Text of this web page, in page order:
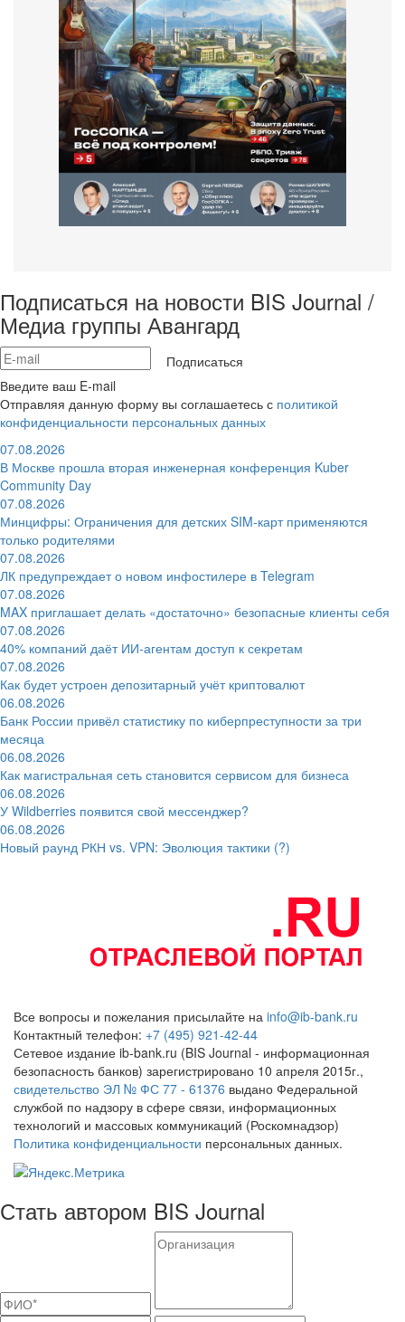
Подписаться на новости BIS Journal /
Медиа группы Авангард
Подписаться
Введите ваш E-mail
Отправляя данную форму вы соглашаетесь с политикой
конфиденциальности персональных данных
07.08.2026
В Москве прошла вторая инженерная конференция Kuber
Community Day
07.08.2026
Минцифры: Ограничения для детских SIM-карт применяются
только родителями
07.08.2026
ЛК предупреждает о новом инфостилере в Telegram
07.08.2026
MAX приглашает делать «достаточно» безопасные клиенты себя
07.08.2026
40% компаний даёт ИИ‑агентам доступ к секретам
07.08.2026
Как будет устроен депозитарный учёт криптовалют
06.08.2026
Банк России привёл статистику по киберпреступности за три
месяца
06.08.2026
Как магистральная сеть становится сервисом для бизнеса
06.08.2026
У Wildberries появится свой мессенджер?
06.08.2026
Новый раунд РКН vs. VPN: Эволюция тактики (?)
Все вопросы и пожелания присылайте на info@ib-bank.ru
Контактный телефон: +7 (495) 921-42-44
Сетевое издание ib-bank.ru (BIS Journal - информационная
безопасность банков) зарегистрировано 10 апреля 2015г.,
свидетельство ЭЛ № ФС 77 - 61376 выдано Федеральной
службой по надзору в сфере связи, информационных
технологий и массовых коммуникаций (Роскомнадзор)
Политика конфиденциальности персональных данных.
Стать автором BIS Journal